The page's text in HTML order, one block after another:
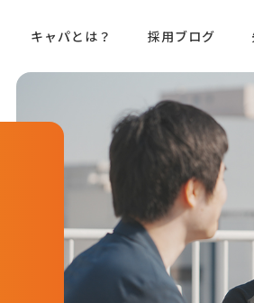
キャパとは？ 採用ブログ